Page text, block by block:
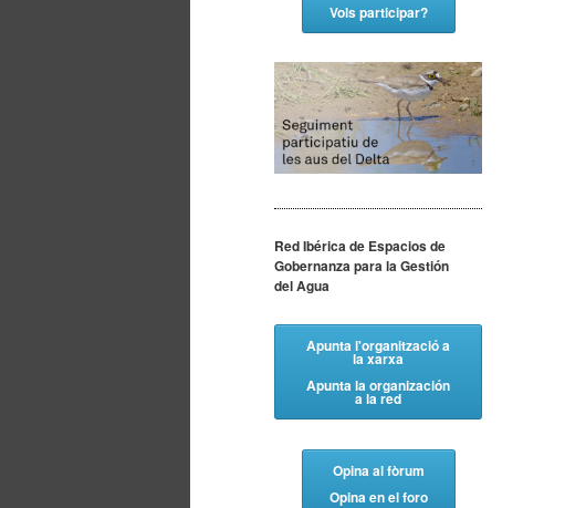
Vols participar?
Red Ibérica de Espacios de
Gobernanza para la Gestión
del Agua
Apunta l'organització a
la xarxa
Apunta la organización
a la red
Opina al fòrum
Opina en el foro